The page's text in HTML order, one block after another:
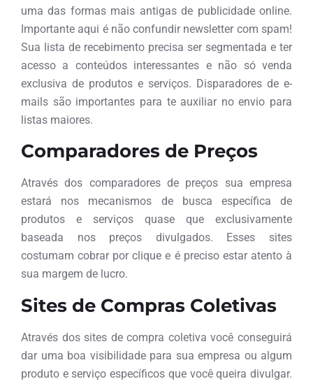
uma das formas mais antigas de publicidade online.
Importante aqui é não confundir newsletter com spam!
Sua lista de recebimento precisa ser segmentada e ter
acesso a conteúdos interessantes e não só venda
exclusiva de produtos e serviços. Disparadores de e-
mails são importantes para te auxiliar no envio para
listas maiores.
Comparadores de Preços
Através dos comparadores de preços sua empresa
estará nos mecanismos de busca específica de
produtos e serviços quase que exclusivamente
baseada nos preços divulgados. Esses sites
costumam cobrar por clique e é preciso estar atento à
sua margem de lucro.
Sites de Compras Coletivas
Através dos sites de compra coletiva você conseguirá
dar uma boa visibilidade para sua empresa ou algum
produto e serviço específicos que você queira divulgar.